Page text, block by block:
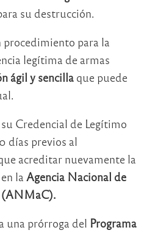
su destrucción.
para la
legítima de armas
ágil y sencilla que puede
Credencial de Legítimo
días previos al
acreditar nuevamente la
la Agencia Nacional de
(ANMaC).
una prórroga del Programa